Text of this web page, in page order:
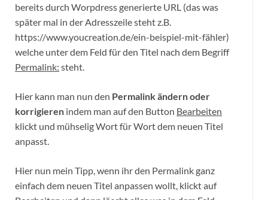
bereits durch Worpdress generierte URL (das was
später mal in der Adresszeile steht z.B.
https://www.youcreation.de/ein-beispiel-mit-fähler)
welche unter dem Feld für den Titel nach dem Begriff
Permalink: steht.
Hier kann man nun den Permalink ändern oder
korrigieren indem man auf den Button Bearbeiten
klickt und mühselig Wort für Wort dem neuen Titel
anpasst.
Hier nun mein Tipp, wenn ihr den Permalink ganz
einfach dem neuen Titel anpassen wollt, klickt auf